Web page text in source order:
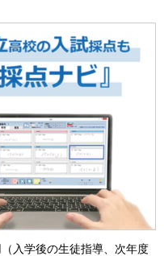
入学後の生徒指導、次年度